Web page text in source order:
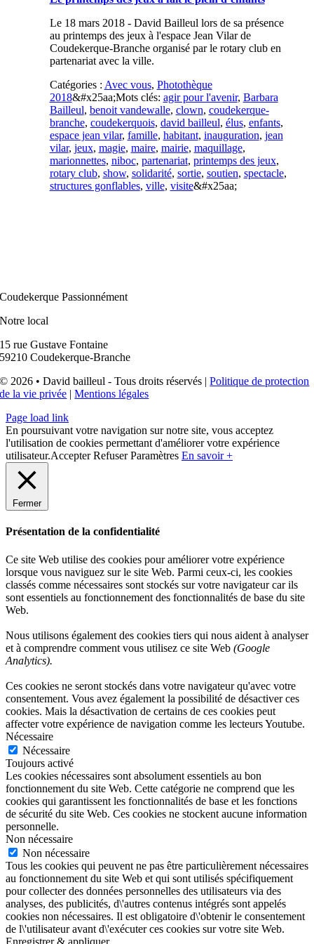
Le 18 mars 2018 - David Bailleul lors de sa présence
au printemps des jeux à l'espace Jean Vilar de
Coudekerque-Branche organisé par le rotary club en
partenariat avec la ville.
Catégories : Avec vous, Photothèque
2018&#x25aa;Mots clés: agir pour l'avenir, Barbara
Bailleul, benoit vandewalle, clown, coudekerque-
branche, coudekerquois, david bailleul, élus, enfants,
espace jean vilar, famille, habitant, inauguration, jean
vilar, jeux, magie, maire, mairie, maquillage,
marionnettes, niboc, partenariat, printemps des jeux,
rotary club, show, solidarité, sortie, soutien, spectacle,
structures gonflables, ville, visite&#x25aa;
Coudekerque Passionnément
Notre local
15 rue Gustave Fontaine
59210 Coudekerque-Branche
© 2026 • David bailleul - Tous droits réservés |Politique de protection
de la vie privée |Mentions légales
Page load link
En poursuivant votre navigation sur notre site, vous acceptez
l'utilisation de cookies permettant d'améliorer votre expérience
utilisateur.Accepter Refuser Paramètres En savoir +
Fermer
Présentation de la confidentialité
Ce site Web utilise des cookies pour améliorer votre expérience
lorsque vous naviguez sur le site Web. Parmi ceux-ci, les cookies
classés comme nécessaires sont stockés sur votre navigateur car ils
sont essentiels au fonctionnement des fonctionnalités de base du site
Web.
Nous utilisons également des cookies tiers qui nous aident à analyser
et à comprendre comment vous utilisez ce site Web (Google
Analytics).
Ces cookies ne seront stockés dans votre navigateur qu'avec votre
consentement. Vous avez également la possibilité de désactiver ces
cookies. Mais la désactivation de certains de ces cookies peut
affecter votre expérience de navigation comme les lecteurs Youtube.
Nécessaire
Nécessaire
Toujours activé
Les cookies nécessaires sont absolument essentiels au bon
fonctionnement du site Web. Cette catégorie ne comprend que les
cookies qui garantissent les fonctionnalités de base et les fonctions
de sécurité du site Web. Ces cookies ne stockent aucune information
personnelle.
Non nécessaire
Non nécessaire
Tous les cookies qui peuvent ne pas être particulièrement nécessaires
au fonctionnement du site Web et qui sont utilisés spécifiquement
pour collecter des données personnelles des utilisateurs via des
analyses, des publicités, d\'autres contenus intégrés sont appelés
cookies non nécessaires. Il est obligatoire d\'obtenir le consentement
de l\'utilisateur avant d\'exécuter ces cookies sur votre site Web.
Enregistrer & appliquer